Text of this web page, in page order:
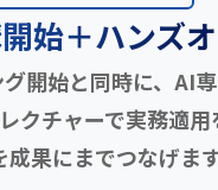
始＋ハンズ
開始と同時に、AI
クチャーで実務適用
成果にまでつなげます